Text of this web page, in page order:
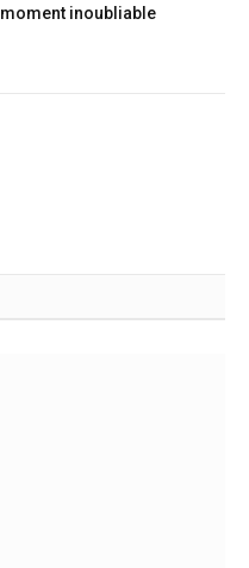
moment inoubliable